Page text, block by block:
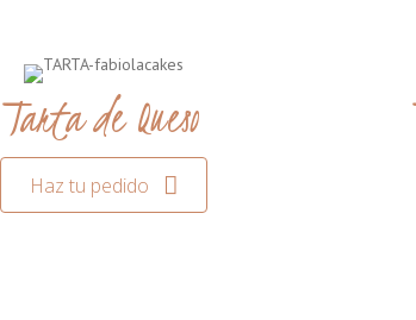
Tarta de Queso
Haz tu pedido